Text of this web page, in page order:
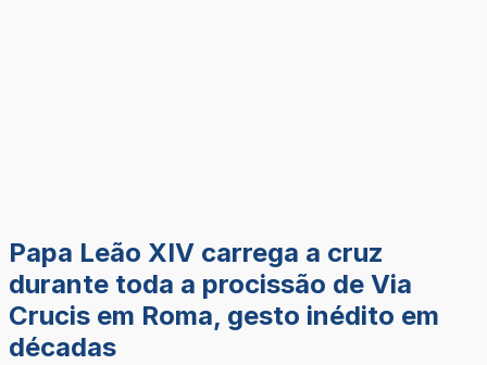
Papa Leão XIV carrega a cruz
durante toda a procissão de Via
Crucis em Roma, gesto inédito em
décadas